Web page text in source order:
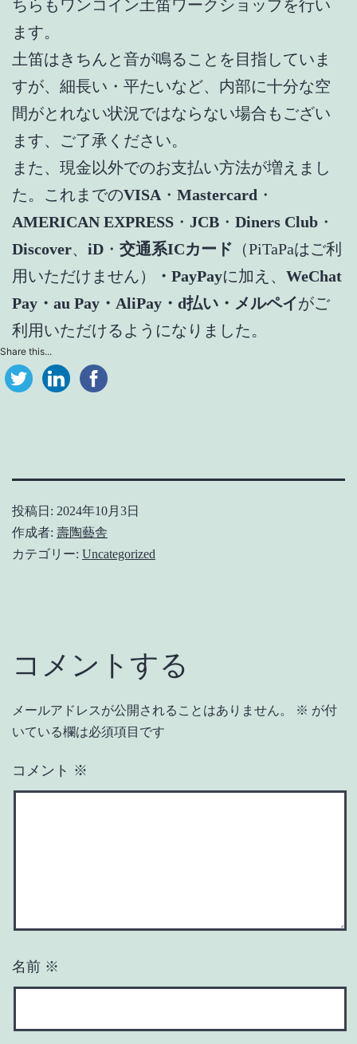
ちらもワンコイン土笛ワークショップを行い
ます。
土笛はきちんと音が鳴ることを目指していま
すが、細長い・平たいなど、内部に十分な空
間がとれない状況ではならない場合もござい
ます、ご了承ください。
また、現金以外でのお支払い方法が増えまし
た。これまでのVISA ・ Mastercard ・
AMERICAN EXPRESS ・ JCB ・ Diners Club ・
Discover、 iD ・ 交通系ICカード （PiTaPaはご利
用いただけません）
・PayPayに加え、 WeChat
Pay・au Pay・AliPay・d払い・メルペイがご
利用いただけるようになりました。
Share this...
投稿日: 2024年10月3日
作成者: 壽陶藝舎
カテゴリー: Uncategorized
コメントする
メールアドレスが公開されることはありません。 ※ が付
いている欄は必須項目です
コメント ※
名前 ※